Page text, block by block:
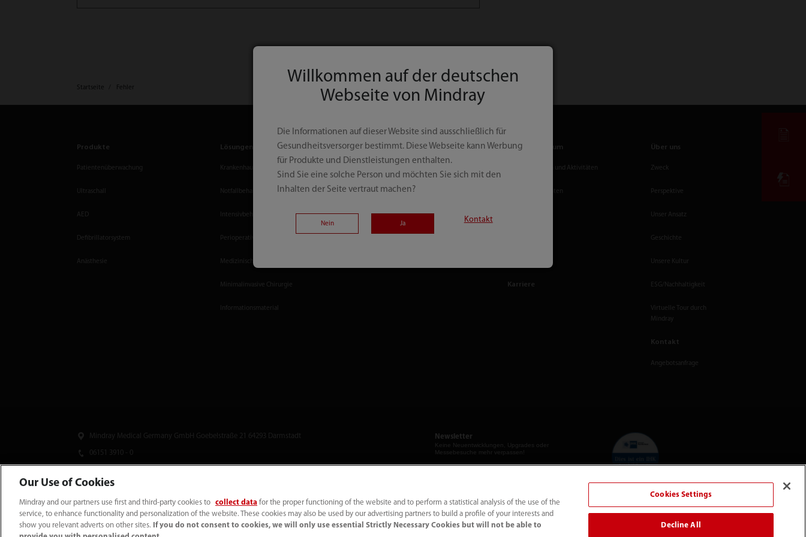
Startseite Fehler
Produkte
Patientenüberwachung
Ultraschall
AED
Defibrillatorsystem
Anästhesie
Lösungen
Krankenhaus-Gesamtlösung
Notfallbehandlung
Intensivbehandlung
Perioperative Behandlung
Medizinische Bildgebung
Minimalinvasive Chirurgie
Informationsmaterial
Dienstleistungen
Technischer Service
Schulung und Weiterbildung
Medienzentrum
Veranstaltungen und Aktivitäten
Kundengeschichten
Karriere
Über uns
Zweck
Perspektive
Unser Ansatz
Geschichte
Unsere Kultur
ESG/Nachhaltigkeit
Virtuelle Tour durch
Mindray
Kontakt
Angebotsanfrage
Newsletter
Keine Neuent­wicklungen, Upgrades oder
Messebesuche mehr verpassen!
Ich habe dieDatenschutzerklärung
gelesen und zur Kenntnis genommen.*
Mindray Medical Germany GmbH Goebel­straße 21 64293 Darmstadt
06151 3910 - 0
Unsere Geschäfts­zeiten: Mo-Do von 8 bis 17 Uhr Fr von 8 bis 16 Uhr
Datenschutz｜Kontakt｜Impressum
Willkommen auf der deutschen
Webseite von Mindray
Die Informationen auf dieser Website sind ausschließlich für
Gesundheitsversorger bestimmt. Diese Webseite kann Werbung
für Produkte und Dienstleistungen enthalten.
Sind Sie eine solche Person und möchten Sie sich mit den
Inhalten der Seite vertraut machen?
Nein Ja Kontakt
Our Use of Cookies
Mindray and our partners use first and third-party cookies to collect data for the proper functioning of the website and to perform a statistical analysis of the use of the
service, to enhance functionality and personalization of the website. These cookies may also be used by our advertising partners to build a profile of your interests and
show you relevant adverts on other sites.
If you do not consent to cookies, we will only use essential Strictly Necessary Cookies but will not be able to
Cookies Settings
Decline All